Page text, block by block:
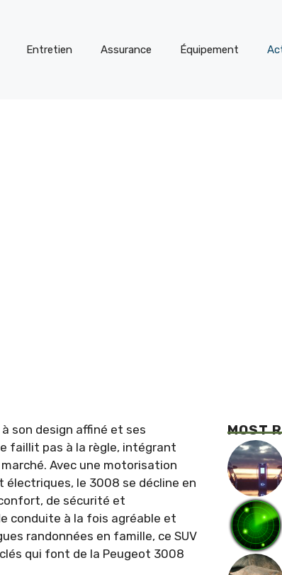
Entretien Assurance Équipement
son design affiné et ses
faillit pas à la règle, intégrant
Avec une motorisation
le 3008 se décline en
de sécurité et
conduite à la fois agréable et
randonnées en famille, ce SUV
qui font de la Peugeot 3008
MOST